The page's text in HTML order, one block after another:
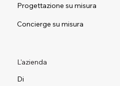
Progettazione su misura
Concierge su misura
L'azienda
Di